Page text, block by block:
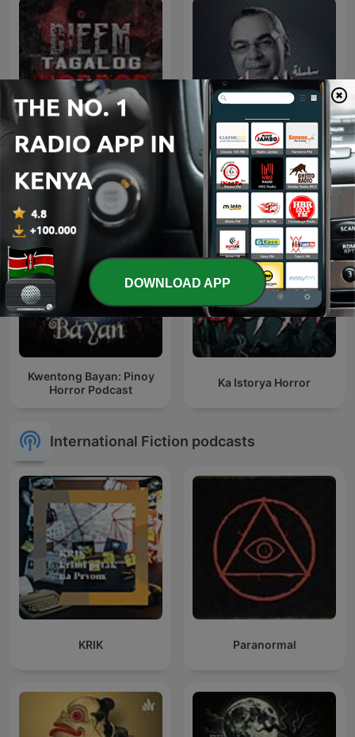
DieEm Stories: TAGALOG
HORROR STORIES
سلسلة ما وراء الطبيعة
Kwentong Bayan: Pinoy
Horror Podcast
Ka Istorya Horror
International Fiction podcasts
KRIK Paranormal
DOWNLOAD APP